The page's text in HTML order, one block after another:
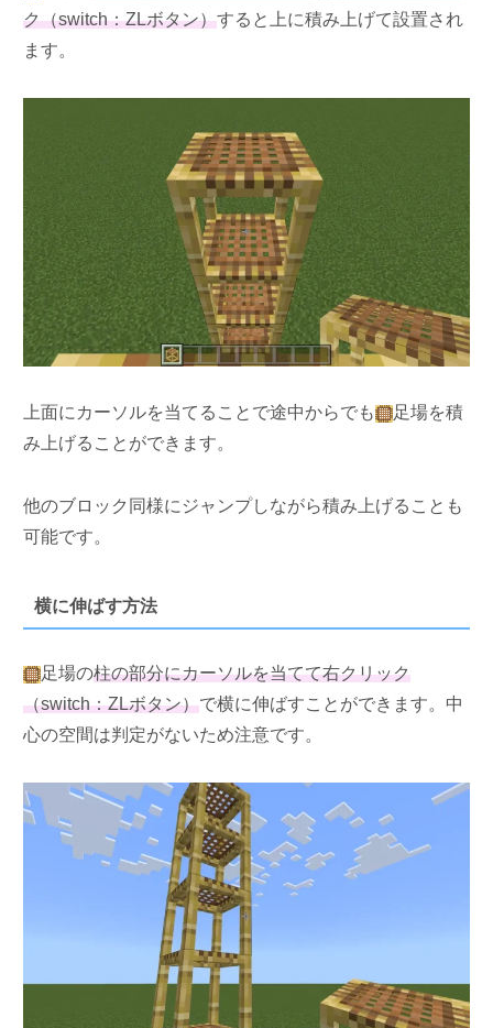
ク（switch：ZLボタン）すると上に積み上げて設置され
ます。
上面にカーソルを当てることで途中からでも
足場を積
み上げることができます。
他のブロック同様にジャンプしながら積み上げることも
可能です。
横に伸ばす方法
足場の柱の部分にカーソルを当てて右クリック
（switch：ZLボタン）で横に伸ばすことができます。中
心の空間は判定がないため注意です。